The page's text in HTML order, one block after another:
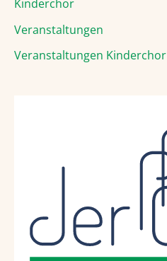
Kinderchor
Veranstaltungen
Veranstaltungen Kinderchor